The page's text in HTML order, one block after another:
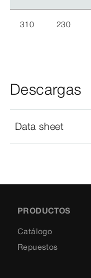
310 230
Descargas
Data sheet
PRODUCTOS
Catálogo
Repuestos